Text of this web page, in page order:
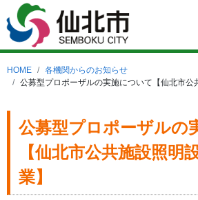
HOME
各機関からのお知らせ
公募型プロポーザルの実施について【仙北市公
公募型プロポーザルの
【仙北市公共施設照明
業】